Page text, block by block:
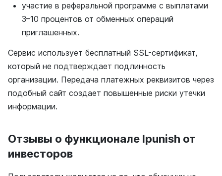
участие в реферальной программе с выплатами
3–10 процентов от обменных операций
приглашенных.
Сервис использует бесплатный SSL-сертификат,
который не подтверждает подлинность
организации. Передача платежных реквизитов через
подобный сайт создает повышенные риски утечки
информации.
Отзывы о функционале Ipunish от
инвесторов